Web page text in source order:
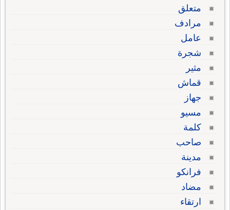
متعلق
مرادف
عامل
شجرة
مثير
قماش
جهاز
مسيو
كلمة
صاحب
مدينة
فرانكو
مضاد
ارتقاء